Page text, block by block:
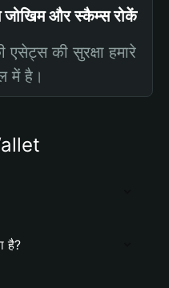
और स्कैम्स रोकें
की सुरक्षा हमारे
में है।
है?